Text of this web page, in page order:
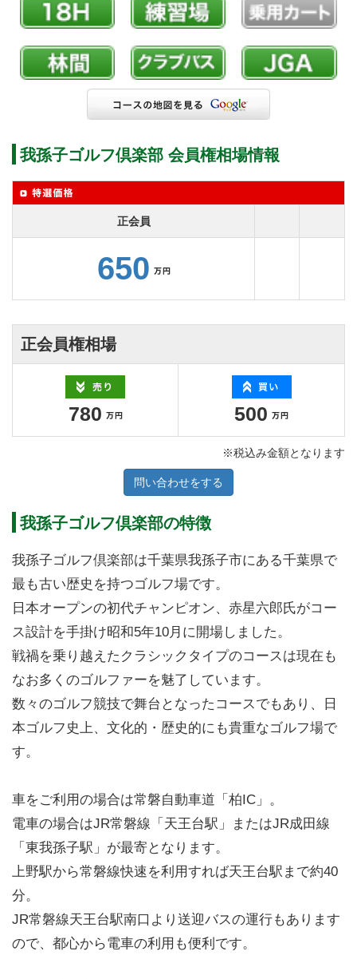
我孫子ゴルフ倶楽部 会員権相場情報
正会員
650
正会員権相場
780 500
※税込み金額となります
問い合わせをする
我孫子ゴルフ倶楽部の特徴
我孫子ゴルフ倶楽部は千葉県我孫子市にある千葉県で
最も古い歴史を持つゴルフ場です。
日本オープンの初代チャンピオン、赤星六郎氏がコー
ス設計を手掛け昭和5年10月に開場しました。
戦禍を乗り越えたクラシックタイプのコースは現在も
なお多くのゴルファーを魅了しています。
数々のゴルフ競技で舞台となったコースでもあり、日
本ゴルフ史上、文化的・歴史的にも貴重なゴルフ場で
す。
車をご利用の場合は常磐自動車道「柏IC」。
電車の場合はJR常磐線「天王台駅」またはJR成田線
「東我孫子駅」が最寄となります。
上野駅から常磐線快速を利用すれば天王台駅まで約40
分。
JR常磐線天王台駅南口より送迎バスの運行もあります
ので、都心から電車の利用も便利です。